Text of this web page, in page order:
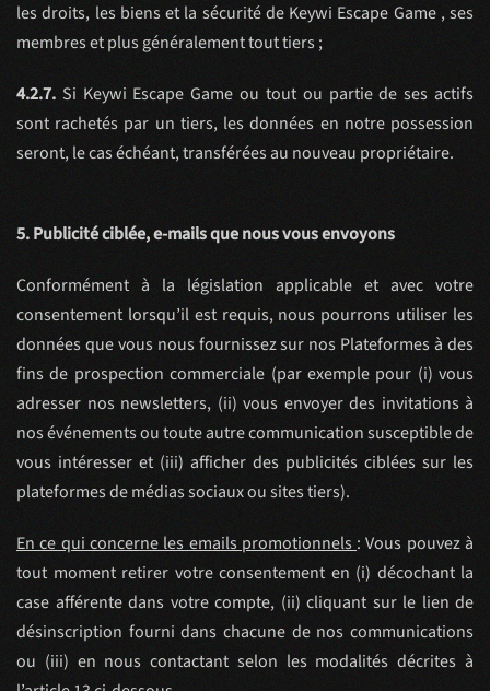
les droits, les biens et la sécurité de Keywi Escape Game , ses
membres et plus généralement tout tiers ;
4.2.7. Si Keywi Escape Game ou tout ou partie de ses actifs
sont rachetés par un tiers, les données en notre possession
seront, le cas échéant, transférées au nouveau propriétaire.
5. Publicité ciblée, e-mails que nous vous envoyons
Conformément à la législation applicable et avec votre
consentement lorsqu’il est requis, nous pourrons utiliser les
données que vous nous fournissez sur nos Plateformes à des
fins de prospection commerciale (par exemple pour (i) vous
adresser nos newsletters, (ii) vous envoyer des invitations à
nos événements ou toute autre communication susceptible de
vous intéresser et (iii) afficher des publicités ciblées sur les
plateformes de médias sociaux ou sites tiers).
En ce qui concerne les emails promotionnels : Vous pouvez à
tout moment retirer votre consentement en (i) décochant la
case afférente dans votre compte, (ii) cliquant sur le lien de
désinscription fourni dans chacune de nos communications
ou (iii) en nous contactant selon les modalités décrites à